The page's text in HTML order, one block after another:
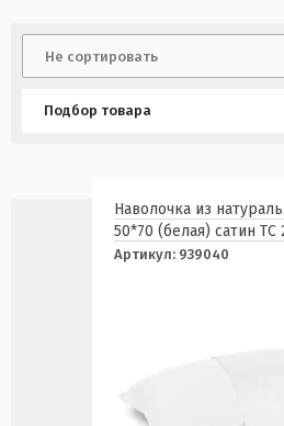
Не сортировать
Подбор товара
Наволочка из
50*70 (белая) сатин ТС
Артикул: 939040